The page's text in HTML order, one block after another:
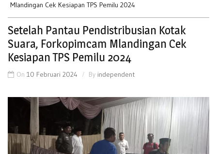
Mlandingan Cek Kesiapan TPS Pemilu 2024
Setelah Pantau Pendistribusian Kotak
Suara, Forkopimcam Mlandingan Cek
Kesiapan TPS Pemilu 2024
On 10 Februari 2024 By independent